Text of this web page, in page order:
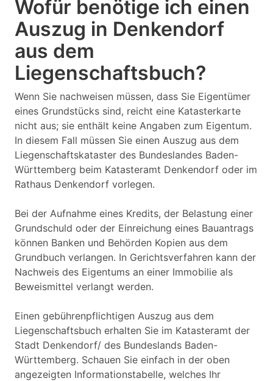
Wofür benötige ich einen
Auszug in Denkendorf
aus dem
Liegenschaftsbuch?
Wenn Sie nachweisen müssen, dass Sie Eigentümer
eines Grundstücks sind, reicht eine Katasterkarte
nicht aus; sie enthält keine Angaben zum Eigentum.
In diesem Fall müssen Sie einen Auszug aus dem
Liegenschaftskataster des Bundeslandes Baden-
Württemberg beim Katasteramt Denkendorf oder im
Rathaus Denkendorf vorlegen.
Bei der Aufnahme eines Kredits, der Belastung einer
Grundschuld oder der Einreichung eines Bauantrags
können Banken und Behörden Kopien aus dem
Grundbuch verlangen. In Gerichtsverfahren kann der
Nachweis des Eigentums an einer Immobilie als
Beweismittel verlangt werden.
Einen gebührenpflichtigen Auszug aus dem
Liegenschaftsbuch erhalten Sie im Katasteramt der
Stadt Denkendorf/ des Bundeslands Baden-
Württemberg. Schauen Sie einfach in der oben
angezeigten Informationstabelle, welches Ihr